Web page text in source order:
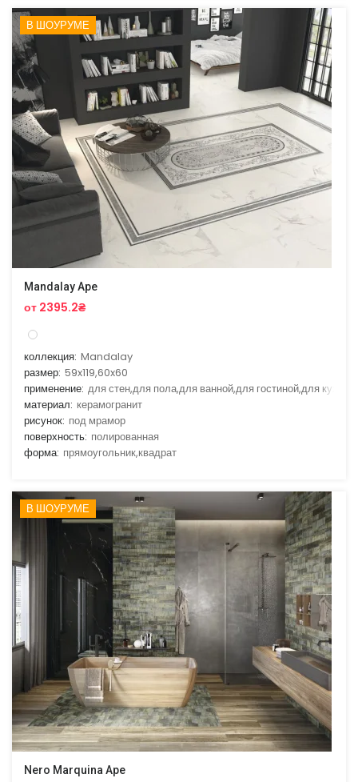
В ШОУРУМЕ
Mandalay Ape
от 2395.2₴
коллекция: Mandalay
размер: 59x119,60x60
применение: для стен,для пола,для ванной,для гостиной,для кухни
материал: керамогранит
рисунок: под мрамор
поверхность: полированная
форма: прямоугольник,квадрат
В ШОУРУМЕ
Nero Marquina Ape